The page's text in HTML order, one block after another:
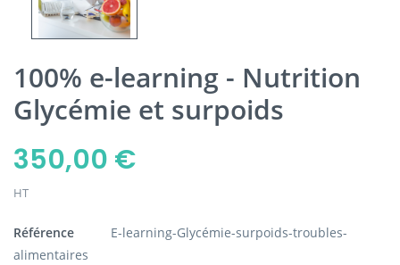
100% e-learning - Nutrition
Glycémie et surpoids
350,00 €
HT
Référence
E-learning-Glycémie-surpoids-troubles-
alimentaires